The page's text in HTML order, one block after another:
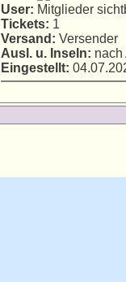
User:
Tickets: 1
Versand: Versender
Ausl. u. Inseln: nach
Eingestellt: